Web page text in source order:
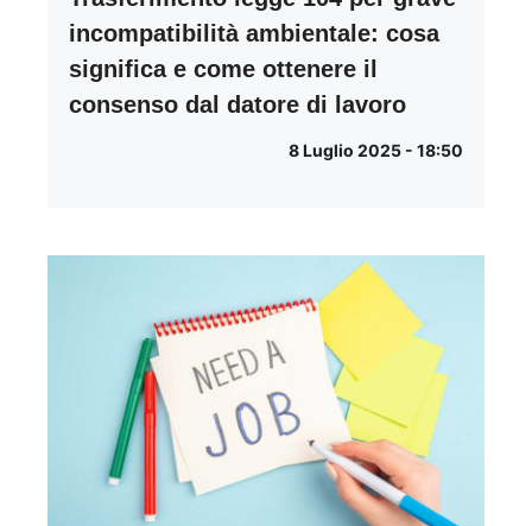
incompatibilità ambientale: cosa
significa e come ottenere il
consenso dal datore di lavoro
8 Luglio 2025 - 18:50